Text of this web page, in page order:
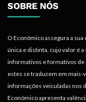
SOBRE NÓS
O Económico assegura a
única e distinta, cujo valor é
informativos e formativos de
estes se traduzem em mais-
informações veiculadas nos
Económico apresenta